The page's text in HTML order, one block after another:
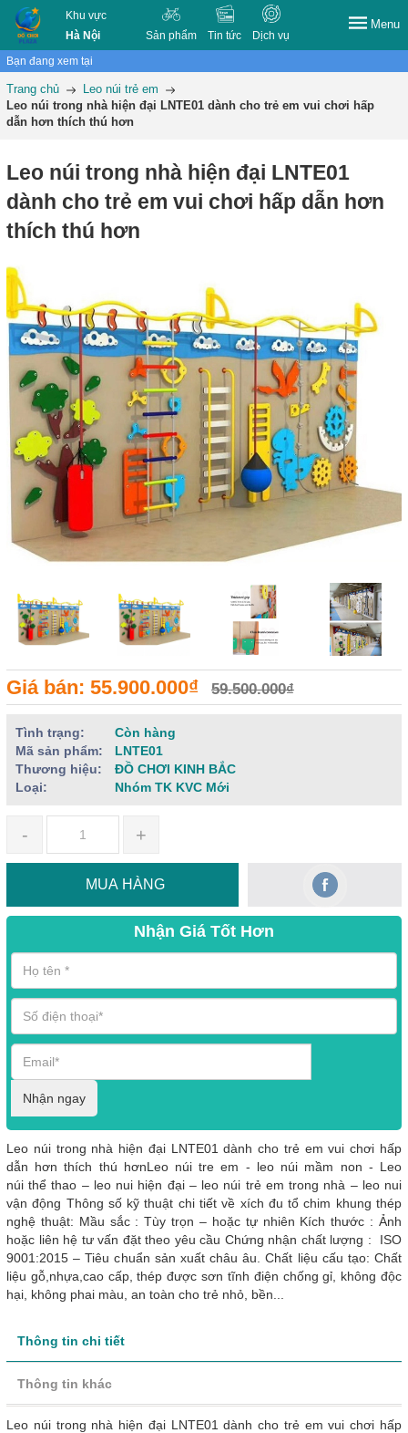
Khu vực
Hà Nội
Sản phẩm Tin tức Dịch vụ
Menu
Bạn đang xem tại
Trang chủ
Leo núi trẻ em
Leo núi trong nhà hiện đại LNTE01 dành cho trẻ em vui chơi hấp
dẫn hơn thích thú hơn
Leo núi trong nhà hiện đại LNTE01
dành cho trẻ em vui chơi hấp dẫn hơn
thích thú hơn
Giá bán: 55.900.000₫ 59.500.000₫
Tình trạng:
Còn hàng
Mã sản phẩm:
LNTE01
Thương hiệu:
ĐỒ CHƠI KINH BẮC
Loại:
Nhóm TK KVC Mới
- +
MUA HÀNG
Nhận Giá Tốt Hơn
Nhận ngay
Leo núi trong nhà hiện đại LNTE01 dành cho trẻ em vui chơi hấp
dẫn hơn thích thú hơnLeo núi tre em - leo núi mầm non - Leo
núi thể thao – leo nui hiện đại – leo núi trẻ em trong nhà – leo nui
vận động Thông số kỹ thuật chi tiết về xích đu tổ chim khung thép
nghệ thuật: Mầu sắc : Tùy trọn – hoặc tự nhiên Kích thước : Ảnh
hoặc liên hệ tư vấn đặt theo yêu cầu Chứng nhận chất lượng : ISO
9001:2015 – Tiêu chuẩn sản xuất châu âu. Chất liệu cấu tạo: Chất
liệu gỗ,nhựa,cao cấp, thép được sơn tĩnh điện chống gỉ, không độc
hại, không phai màu, an toàn cho trẻ nhỏ, bền...
Thông tin chi tiết
Thông tin khác
Leo núi trong nhà hiện đại LNTE01 dành cho trẻ em vui chơi hấp